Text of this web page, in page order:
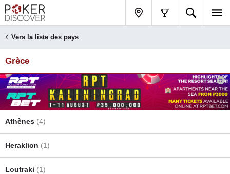
Vers la liste des pays
Grèce
Athènes (4)
Heraklion (1)
Loutraki (1)